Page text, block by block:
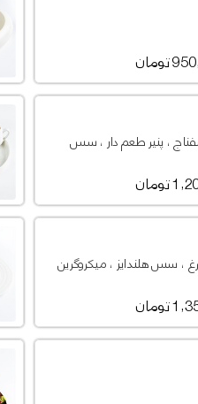
، پنیر طعم دار ، سس
، سس هلندایز ، میکروگرین